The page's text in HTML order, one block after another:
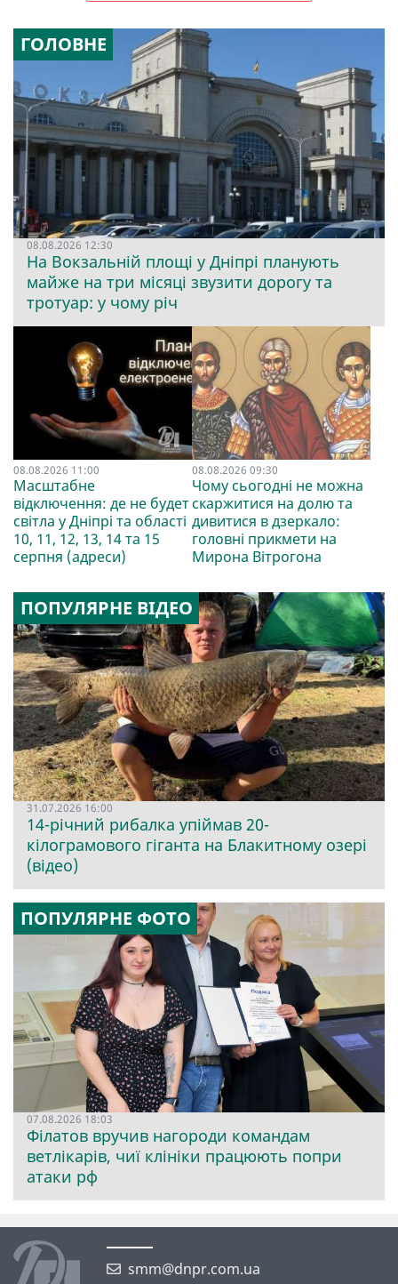
ГОЛОВНЕ
08.08.2026 12:30
На Вокзальній площі у Дніпрі планують
майже на три місяці звузити дорогу та
тротуар: у чому річ
08.08.2026 11:00
Масштабне
відключення: де не будет
світла у Дніпрі та області
10, 11, 12, 13, 14 та 15
серпня (адреси)
08.08.2026 09:30
Чому сьогодні не можна
скаржитися на долю та
дивитися в дзеркало:
головні прикмети на
Мирона Вітрогона
ПОПУЛЯРНЕ ВІДЕО
31.07.2026 16:00
14-річний рибалка упіймав 20-
кілограмового гіганта на Блакитному озері
(відео)
ПОПУЛЯРНЕ ФОТО
07.08.2026 18:03
Філатов вручив нагороди командам
ветлікарів, чиї клініки працюють попри
атаки рф
smm@dnpr.com.ua